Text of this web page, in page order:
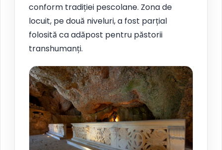
conform tradiției pescolane. Zona de
locuit, pe două niveluri, a fost parțial
folosită ca adăpost pentru păstorii
transhumanți.